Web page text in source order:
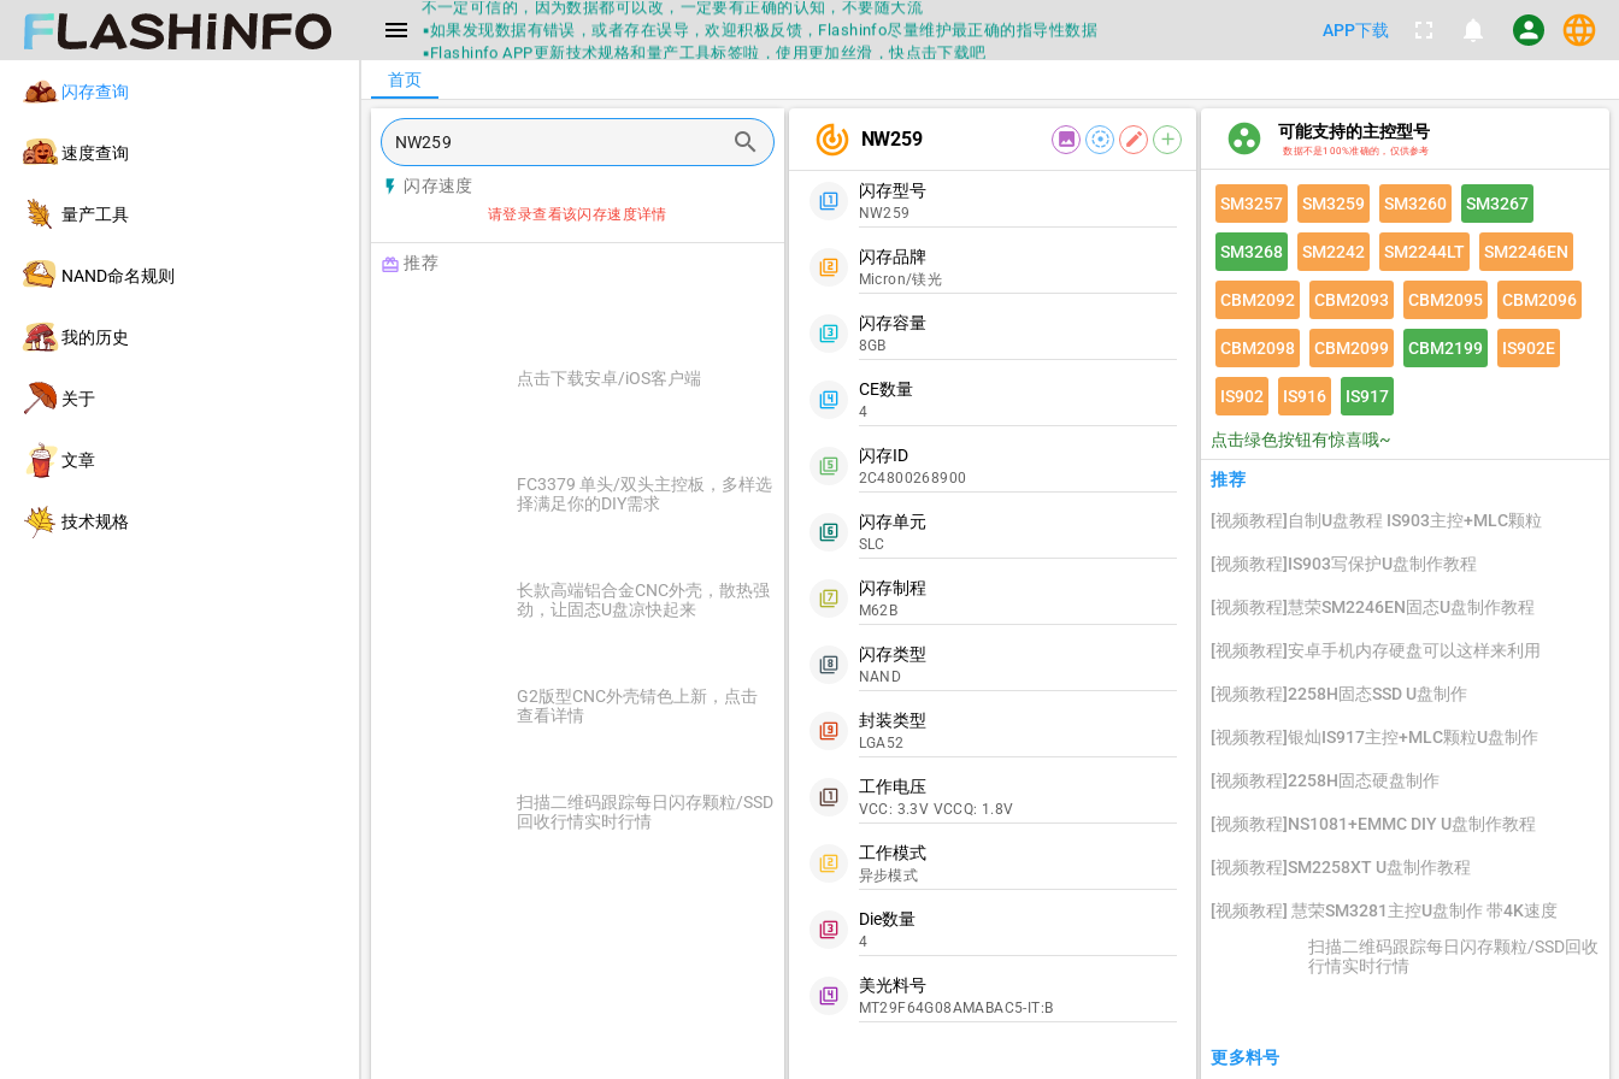
menu
不一定可信的，因为数据都可以改，一定要有正确的认知，不要随大流
▪如果发现数据有错误，或者存在误导，欢迎积极反馈，Flashinfo尽量维护最正确的指导性数据
▪Flashinfo APP更新技术规格和量产工具标签啦，使用更加丝滑，快点击下载吧
▪兄弟们没事不要乱下载量产工具，过分了下载服务会暂停一段时间才能恢复
▪Flashinfo提供的所有数据仅供参考，DIY本来就有不确定性，任何第三方工具提供的数据都不要100%相信，包括量产工具都
不一定可信的，因为数据都可以改，一定要有正确的认知，不要随大流
▪如果发现数据有错误，或者存在误导，欢迎积极反馈，Flashinfo尽量维护最正确的指导性数据
▪Flashinfo APP更新技术规格和量产工具标签啦，使用更加丝滑，快点击下载吧
APP下载 fullscreen notifications person language
闪存查询
速度查询
量产工具
NAND命名规则
我的历史
关于
文章
技术规格
search
flash_on 闪存速度
请登录查看该闪存速度详情
redeem 推荐
点击下载安卓/iOS客户端
FC3379 单头/双头主控板，多样选
择满足你的DIY需求
长款高端铝合金CNC外壳，散热强
劲，让固态U盘凉快起来
G2版型CNC外壳锖色上新，点击
查看详情
扫描二维码跟踪每日闪存颗粒/SSD
回收行情实时行情
track_changes NW259 image filter_tilt_shift edit add
filter_1
闪存型号
NW259
filter_2
闪存品牌
Micron/镁光
filter_3
闪存容量
8GB
filter_4
CE数量
4
filter_5
闪存ID
2C4800268900
filter_6
闪存单元
SLC
filter_7
闪存制程
M62B
filter_8
闪存类型
NAND
filter_9
封装类型
LGA52
filter_1
工作电压
VCC: 3.3V VCCQ: 1.8V
filter_2
工作模式
异步模式
filter_3
Die数量
4
filter_4
美光料号
MT29F64G08AMABAC5-IT:B
group_work 可能支持的主控型号
数据不是100%准确的，仅供参考
SM3257 SM3259 SM3260 SM3267
SM3268 SM2242 SM2244LT SM2246EN
CBM2092 CBM2093 CBM2095 CBM2096
CBM2098 CBM2099 CBM2199 IS902E
IS902 IS916 IS917
点击绿色按钮有惊喜哦~
推荐
[视频教程]自制U盘教程 IS903主控+MLC颗粒
[视频教程]IS903写保护U盘制作教程
[视频教程]慧荣SM2246EN固态U盘制作教程
[视频教程]安卓手机内存硬盘可以这样来利用
[视频教程]2258H固态SSD U盘制作
[视频教程]银灿IS917主控+MLC颗粒U盘制作
[视频教程]2258H固态硬盘制作
[视频教程]NS1081+EMMC DIY U盘制作教程
[视频教程]SM2258XT U盘制作教程
[视频教程] 慧荣SM3281主控U盘制作 带4K速度
扫描二维码跟踪每日闪存颗粒/SSD回收
行情实时行情
更多料号
首页